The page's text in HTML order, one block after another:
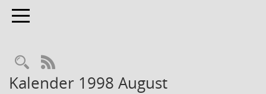
Toggle navigation
Rechercheauswahl
RSS-Feed
Kalender 1998 August